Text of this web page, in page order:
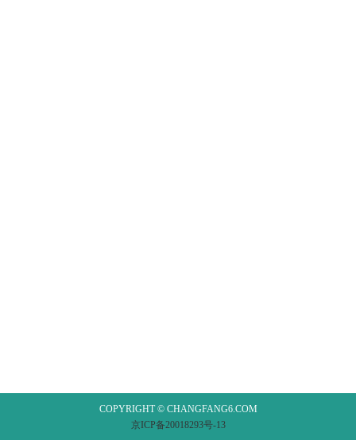
COPYRIGHT © CHANGFANG6.COM
京ICP备20018293号-13